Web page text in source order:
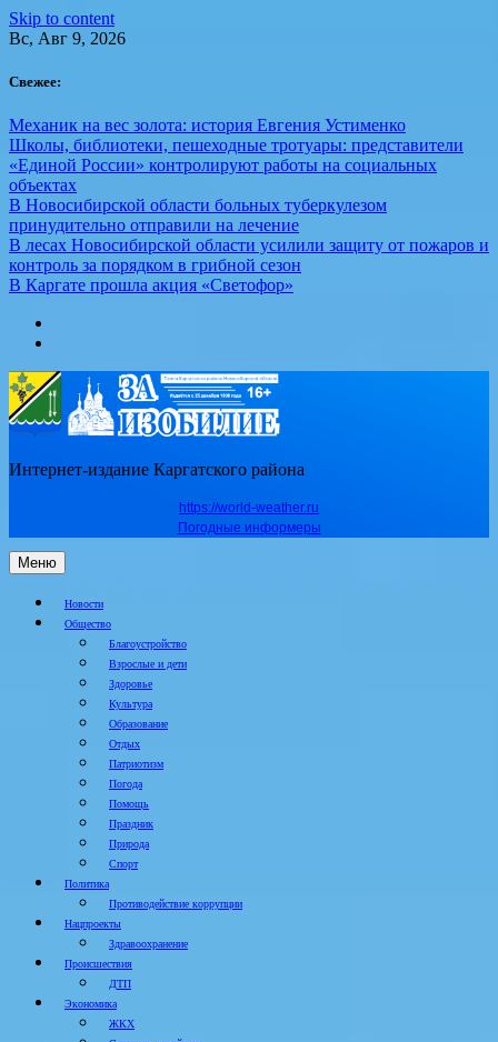
Skip to content
Вс, Авг 9, 2026
Свежее:
Механик на вес золота: история Евгения Устименко
Школы, библиотеки, пешеходные тротуары: представители
«Единой России» контролируют работы на социальных
объектах
В Новосибирской области больных туберкулезом
принудительно отправили на лечение
В лесах Новосибирской области усилили защиту от пожаров и
контроль за порядком в грибной сезон
В Каргате прошла акция «Светофор»
Интернет-издание Каргатского района
https://world-weather.ru
Погодные информеры
Меню
Новости
Общество
Благоустройство
Взрослые и дети
Здоровье
Культура
Образование
Отдых
Патриотизм
Погода
Помощь
Праздник
Природа
Спорт
Политика
Противодействие коррупции
Нацпроекты
Здравоохранение
Происшествия
ДТП
Экономика
ЖКХ